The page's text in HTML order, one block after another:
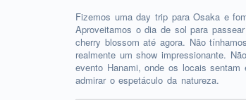
Fizemos uma day trip para Osaka e
Aproveitamos o dia de sol para
cherry blossom até agora. Não
realmente um show impressionante.
evento Hanami, onde os locais
admirar o espetáculo da natureza.